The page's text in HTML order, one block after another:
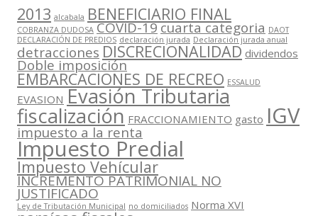
2013 alcabala BENEFICIARIO FINAL
COBRANZA DUDOSA COVID-19cuarta categoria DAOT
DECLARACIÓN DE PREDIOS declaración jurada Declaración jurada anual
detracciones DISCRECIONALIDAD dividendos
Doble imposición
EMBARCACIONES DE RECREO ESSALUD
EVASION Evasión Tributaria
fiscalización FRACCIONAMIENTO gasto IGV
impuesto a la renta
Impuesto Predial
Impuesto Vehícular
INCREMENTO PATRIMONIAL NO
JUSTIFICADO
Ley de Tributación Municipal no domiciliados Norma XVI